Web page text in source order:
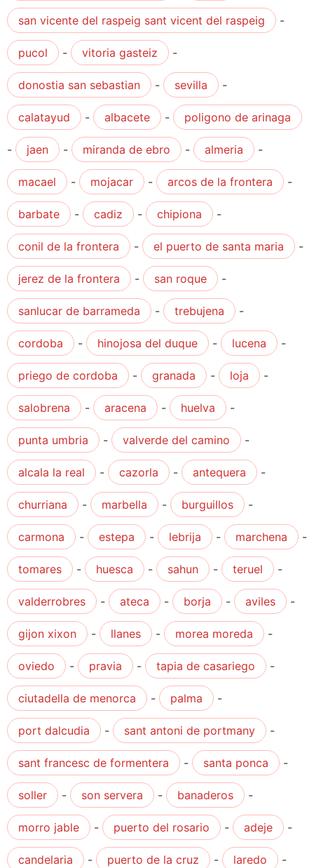
san vicente del raspeig sant vicent del raspeig -
pucol - vitoria gasteiz -
donostia san sebastian - sevilla -
calatayud - albacete - poligono de arinaga
- jaen - miranda de ebro - almeria -
macael - mojacar - arcos de la frontera -
barbate - cadiz - chipiona -
conil de la frontera - el puerto de santa maria -
jerez de la frontera - san roque -
sanlucar de barrameda - trebujena -
cordoba - hinojosa del duque - lucena -
priego de cordoba - granada - loja -
salobrena - aracena - huelva -
punta umbria - valverde del camino -
alcala la real - cazorla - antequera -
churriana - marbella - burguillos -
carmona - estepa - lebrija - marchena -
tomares - huesca - sahun - teruel -
valderrobres - ateca - borja - aviles -
gijon xixon - llanes - morea moreda -
oviedo - pravia - tapia de casariego -
ciutadella de menorca - palma -
port dalcudia - sant antoni de portmany -
sant francesc de formentera - santa ponca -
soller - son servera - banaderos -
morro jable - puerto del rosario - adeje -
candelaria - puerto de la cruz - laredo -